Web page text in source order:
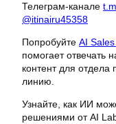
Телеграм-канале
@itinairu45358
Попробуйте AI
помогает отвечать
контент для отдела
линию.
Узнайте, как ИИ
решениями от AI